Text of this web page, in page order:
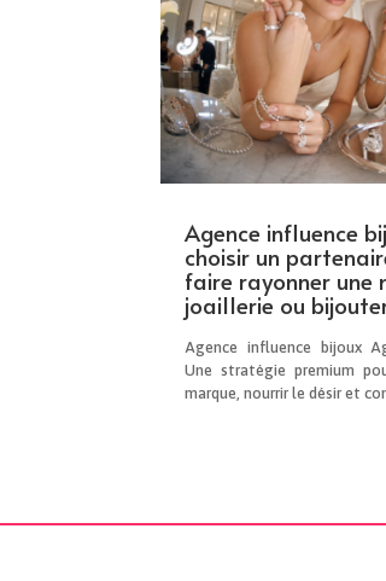
Agence influence
choisir un
faire rayonner une
joaillerie ou
Agence influence bijoux
Une stratégie premium
marque, nourrir le désir et